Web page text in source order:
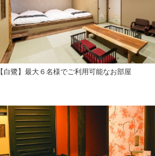
【白鷺】最大６名様でご利用可能なお部屋